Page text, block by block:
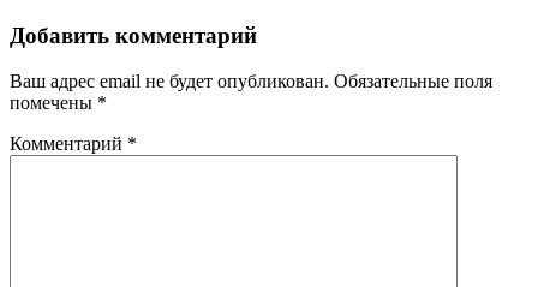
Добавить комментарий
Ваш адрес email не будет опубликован. Обязательные поля
помечены *
Комментарий *